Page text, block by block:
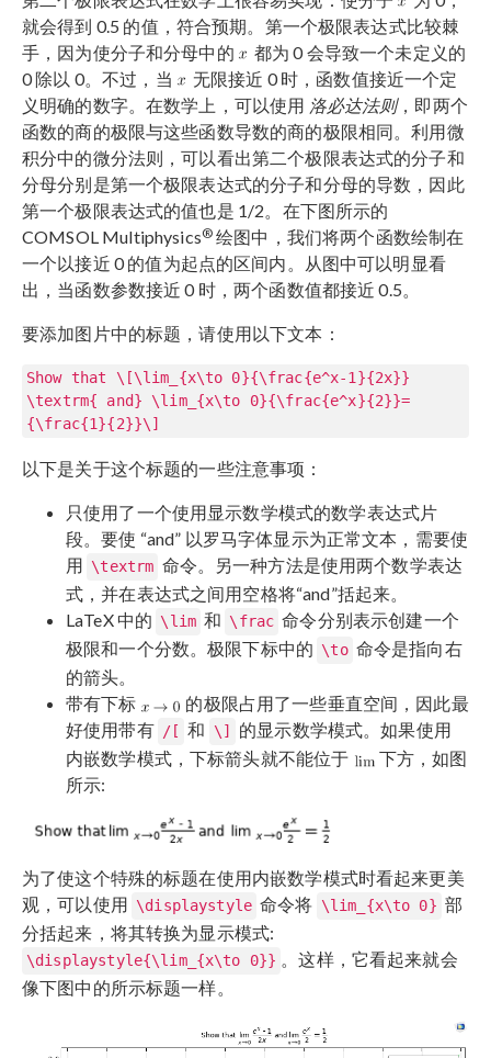
就会得到 0.5 的值，符合预期。第一个极限表达式比较棘
手，因为使分子和分母中的
都为 0 会导致一个未定义的
0 除以 0。不过，当
无限接近 0 时，函数值接近一个定
义明确的数字。在数学上，可以使用 洛必达法则，即两个
函数的商的极限与这些函数导数的商的极限相同。利用微
积分中的微分法则，可以看出第二个极限表达式的分子和
分母分别是第一个极限表达式的分子和分母的导数，因此
第一个极限表达式的值也是 1/2。在下图所示的
COMSOL Multiphysics® 绘图中，我们将两个函数绘制在
一个以接近 0 的值为起点的区间内。从图中可以明显看
出，当函数参数接近 0 时，两个函数值都接近 0.5。
要添加图片中的标题，请使用以下文本：
Show that \[\lim_{x\to 0}{\frac{e^x-1}{2x}}
\textrm{ and} \lim_{x\to 0}{\frac{e^x}{2}}=
{\frac{1}{2}}\]
以下是关于这个标题的一些注意事项：
只使用了一个使用显示数学模式的数学表达式片
段。要使 “and” 以罗马字体显示为正常文本，需要使
用 \textrm 命令。另一种方法是使用两个数学表达
式，并在表达式之间用空格将“and”括起来。
LaTeX 中的 \lim 和 \frac 命令分别表示创建一个
极限和一个分数。极限下标中的 \to 命令是指向右
的箭头。
带有下标
的极限占用了一些垂直空间，因此最
好使用带有 /[ 和 \]
的显示数学模式。如果使用
内嵌数学模式，下标箭头就不能位于
下方，如图
所示:
为了使这个特殊的标题在使用内嵌数学模式时看起来更美
观，可以使用 \displaystyle 命令将 \lim_{x\to 0} 部
分括起来，将其转换为显示模式:
\displaystyle{\lim_{x\to 0}} 。这样，它看起来就会
像下图中的所示标题一样。